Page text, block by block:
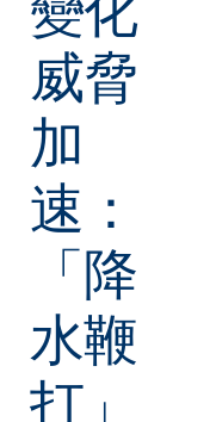
威脅
加
速：
「降
水鞭
打」